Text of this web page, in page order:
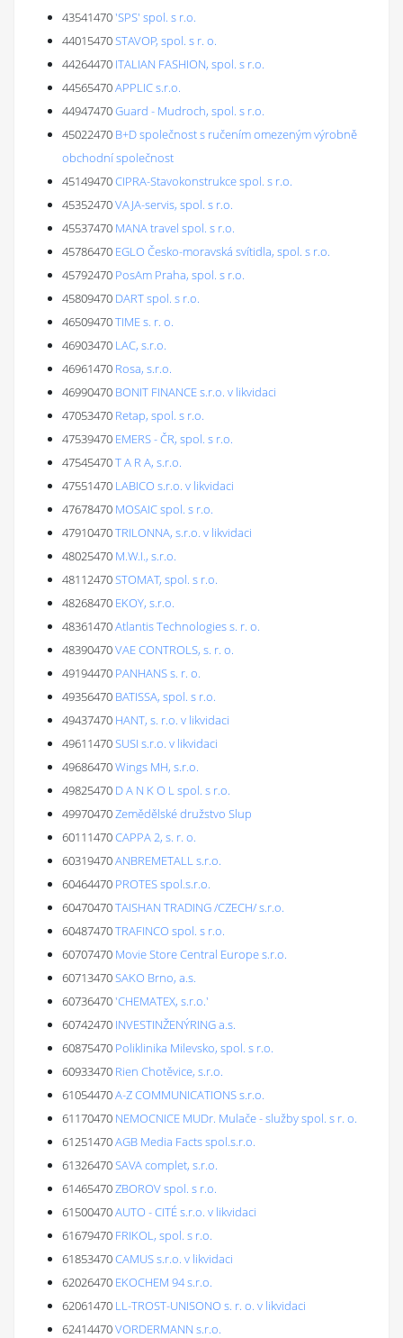
43541470'SPS' spol. s r.o.
44015470STAVOP, spol. s r. o.
44264470 ITALIAN FASHION, spol. s r.o.
44565470APPLIC s.r.o.
44947470Guard - Mudroch, spol. s r.o.
45022470 B+D společnost s ručením omezeným výrobně
obchodní společnost
45149470CIPRA-Stavokonstrukce spol. s r.o.
45352470VAJA-servis, spol. s r.o.
45537470 MANA travel spol. s r.o.
45786470 EGLO Česko-moravská svítidla, spol. s r.o.
45792470 PosAm Praha, spol. s r.o.
45809470 DART spol. s r.o.
46509470TIME s. r. o.
46903470 LAC, s.r.o.
46961470 Rosa, s.r.o.
46990470 BONIT FINANCE s.r.o. v likvidaci
47053470 Retap, spol. s r.o.
47539470 EMERS - ČR, spol. s r.o.
47545470T A R A, s.r.o.
47551470 LABICO s.r.o. v likvidaci
47678470 MOSAIC spol. s r.o.
47910470TRILONNA, s.r.o. v likvidaci
48025470 M.W.I., s.r.o.
48112470STOMAT, spol. s r.o.
48268470 EKOY, s.r.o.
48361470Atlantis Technologies s. r. o.
48390470VAE CONTROLS, s. r. o.
49194470 PANHANS s. r. o.
49356470 BATISSA, spol. s r.o.
49437470 HANT, s. r.o. v likvidaci
49611470SUSI s.r.o. v likvidaci
49686470Wings MH, s.r.o.
49825470 D A N K O L spol. s r.o.
49970470Zemědělské družstvo Slup
60111470CAPPA 2, s. r. o.
60319470ANBREMETALL s.r.o.
60464470 PROTES spol.s.r.o.
60470470TAISHAN TRADING /CZECH/ s.r.o.
60487470TRAFINCO spol. s r.o.
60707470 Movie Store Central Europe s.r.o.
60713470SAKO Brno, a.s.
60736470'CHEMATEX, s.r.o.'
60742470 INVESTINŽENÝRING a.s.
60875470 Poliklinika Milevsko, spol. s r.o.
60933470 Rien Chotěvice, s.r.o.
61054470A-Z COMMUNICATIONS s.r.o.
61170470 NEMOCNICE MUDr. Mulače - služby spol. s r. o.
61251470AGB Media Facts spol.s.r.o.
61326470SAVA complet, s.r.o.
61465470ZBOROV spol. s r.o.
61500470AUTO - CITÉ s.r.o. v likvidaci
61679470 FRIKOL, spol. s r.o.
61853470CAMUS s.r.o. v likvidaci
62026470 EKOCHEM 94 s.r.o.
62061470 LL-TROST-UNISONO s. r. o. v likvidaci
62414470VORDERMANN s.r.o.